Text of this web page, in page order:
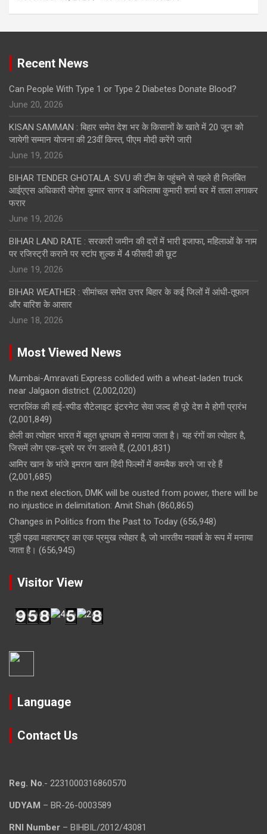
Recent News
Can People With Type 1 or Type 2 Diabetes Donate Blood?
June 20, 2026
KISAN SAMMAN : बिहार समेत देश भर के किसानों के खाते में 20 जून को
जायेगी सम्मान योजना की 23वीं किस्त, पीएम मोदी करेंगे जारी
June 19, 2026
BIHAR TENDER GHOTALA: SVU की टीम के पहुंचने से पहले ही निलंबित
आईएएस अधिकारी योगेश कुमार सागर व अभिलाषा कुमारी शर्मा घर में ताला लगाकर
फरार
June 19, 2026
BIHAR LAND RATE : सरकारी जमीन की दरों में भारी इजाफा, महिलाओं के नाम
पर रजिस्ट्री कराने पर स्टांप शुल्क में 4 फीसदी की छूट
June 19, 2026
BIHAR WEATHER : सीमांचल समेत उत्तर बिहार के कई जिलों में आंधी-तूफान
और बारिश के आसार
June 18, 2026
Most Viewed News
Mumbai-Amravati Express collided with a wheat-laden truck
near Jalgaon district. (2,002,020)
स्टारलिंक की हाई-स्पीड सैटेलाइट इंटरनेट सेवा जल्द ही पूरे देश मे होगी प्रारंभ
(2,001,849)
होली का त्योहार भारत में बहुत धूमधाम से मनाया जाता है। यह रंगों का त्योहार है,
जिसमें लोग एक-दूसरे पर रंग डालते हैं, (2,001,831)
आमिर खान के भांजे इमरान खान हिंदी फिल्मों में कमबैक करने जा रहे हैं
(2,001,685)
n the next election, DMK will be ousted from power, there will be
no injustice in delimitation: Amit Shah (860,865)
Changes in Politics from the Past to Today (656,948)
गुड़ी पड़वा महाराष्ट्र का एक प्रमुख त्योहार है, जो भारतीय नववर्ष के रूप में मनाया
जाता है। (656,945)
Visitor View
Language
Contact Us
Reg. No.- 2231000316860570
UDYAM – BR-26-0003589
RNI Number – BIHBIL/2012/43081